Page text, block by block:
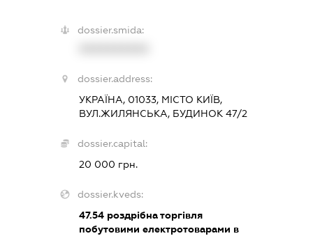
dossier.smida:
dossier.address:
УКРАЇНА, 01033, МІСТО КИЇВ,
ВУЛ.ЖИЛЯНСЬКА, БУДИНОК 47/2
dossier.capital:
20 000 грн.
dossier.kveds:
47.54 роздрібна торгівля
побутовими електротоварами в